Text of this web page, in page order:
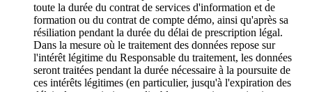
toute la durée du contrat de services d'information et de
formation ou du contrat de compte démo, ainsi qu'après sa
résiliation pendant la durée du délai de prescription légal.
Dans la mesure où le traitement des données repose sur
l'intérêt légitime du Responsable du traitement, les données
seront traitées pendant la durée nécessaire à la poursuite de
ces intérêts légitimes (en particulier, jusqu'à l'expiration des